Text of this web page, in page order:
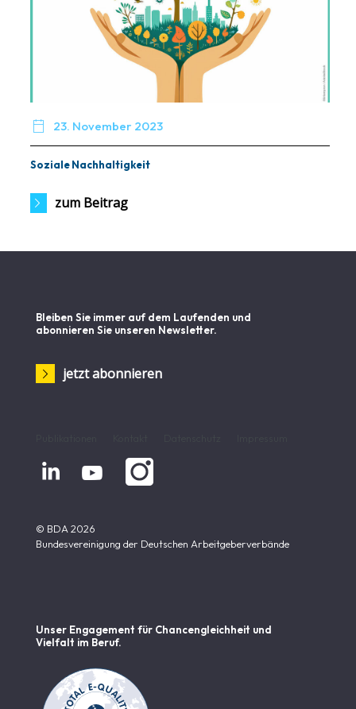
 23. November 2023
Soziale Nachhaltigkeit
zum Beitrag
Bleiben Sie immer auf dem Laufenden und
abonnieren Sie unseren Newsletter.
jetzt abonnieren
 
© BDA 2026
Bundesvereinigung der Deutschen Arbeitgeberverbände
Unser Engagement für Chancen­gleichheit und
Vielfalt im Beruf.